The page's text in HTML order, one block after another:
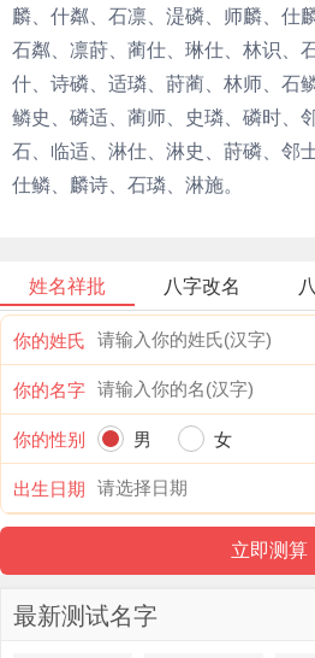
麟、什粼、石凛、湜磷、师麟、仕
石粼、凛莳、蔺仕、琳仕、林识、
什、诗磷、适璘、莳蔺、林师、石
鳞史、磷适、蔺师、史璘、磷时、
石、临适、淋仕、淋史、莳磷、邻
仕鳞、麟诗、石璘、淋施。
姓名祥批 八字改名
你的姓氏
你的名字
你的性别
男
女
出生日期
最新测试名字